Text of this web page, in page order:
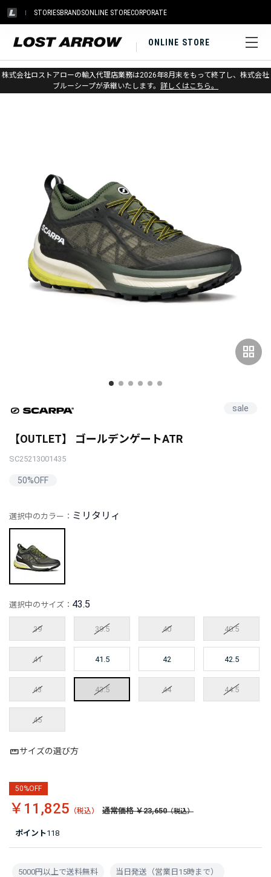
STORIESBRANDSONLINE STORECORPORATE
ONLINE STORE
株式会社ロストアローの輸入代理店業務は2026年8月末をもって終了し、株式会社
ブルーシープが承継いたします。 詳しくはこちら。
ホーム > アウトレット > 登山靴・シューズ
grid_view
sale
【OUTLET】 ゴールデンゲートATR
SC25213001435
50%OFF
ポイント118
選択中のカラー： ミリタリィ
選択中のサイズ： 43.5
39 39.5 40 40.5
41 41.5 42 42.5
43 43.5 44 44.5
45
サイズの選び方
50%OFF
￥11,825 通常価格 ￥23,650
5000円以上で送料無料 当日発送（営業日15時まで）